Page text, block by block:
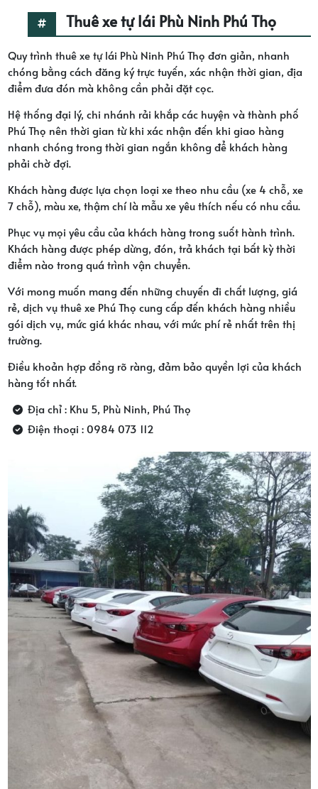
Thuê xe tự lái Phù Ninh Phú Thọ
Quy trình thuê xe tự lái Phù Ninh Phú Thọ đơn giản, nhanh
chóng bằng cách đăng ký trực tuyến, xác nhận thời gian, địa
điểm đưa đón mà không cần phải đặt cọc.
Hệ thống đại lý, chi nhánh rải khắp các huyện và thành phố
Phú Thọ nên thời gian từ khi xác nhận đến khi giao hàng
nhanh chóng trong thời gian ngắn không để khách hàng
phải chờ đợi.
Khách hàng được lựa chọn loại xe theo nhu cầu (xe 4 chỗ, xe
7 chỗ), màu xe, thậm chí là mẫu xe yêu thích nếu có nhu cầu.
Phục vụ mọi yêu cầu của khách hàng trong suốt hành trình.
Khách hàng được phép dừng, đón, trả khách tại bất kỳ thời
điểm nào trong quá trình vận chuyển.
Với mong muốn mang đến những chuyến đi chất lượng, giá
rẻ, dịch vụ thuê xe Phú Thọ cung cấp đến khách hàng nhiều
gói dịch vụ, mức giá khác nhau, với mức phí rẻ nhất trên thị
trường.
Điều khoản hợp đồng rõ ràng, đảm bảo quyền lợi của khách
hàng tốt nhất.
Địa chỉ : Khu 5, Phù Ninh, Phú Thọ
Điện thoại : 0984 073 112